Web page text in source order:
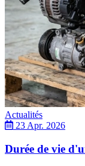
Actualités
23 Apr. 2026
Durée de vie